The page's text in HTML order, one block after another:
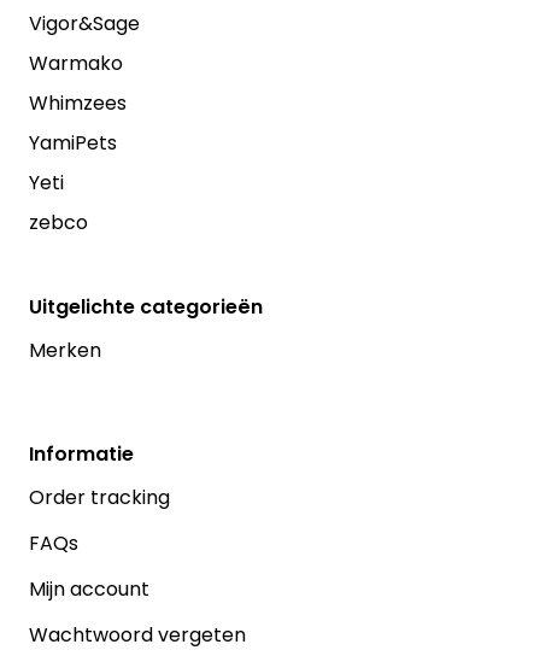
Vigor&Sage
Warmako
Whimzees
YamiPets
Yeti
zebco
Uitgelichte categorieën
Merken
Informatie
Order tracking
FAQs
Mijn account
Wachtwoord vergeten